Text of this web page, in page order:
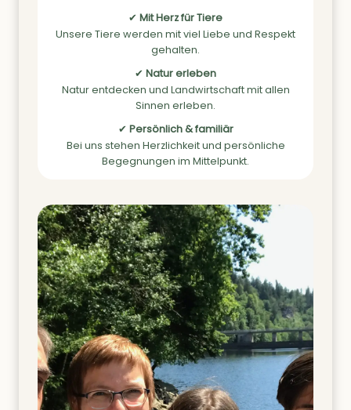
✔ Mit Herz für Tiere
Unsere Tiere werden mit viel Liebe und Respekt
gehalten.
✔ Natur erleben
Natur entdecken und Landwirtschaft mit allen
Sinnen erleben.
✔ Persönlich & familiär
Bei uns stehen Herzlichkeit und persönliche
Begegnungen im Mittelpunkt.